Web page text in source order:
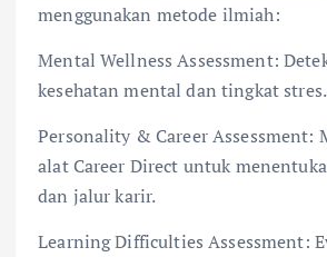
menggunakan metode ilmiah:
Mental Wellness Assessment:
kesehatan mental dan tingkat stres.
Personality & Career Assessment:
alat Career Direct untuk
dan jalur karir.
Learning Difficulties Assessment: